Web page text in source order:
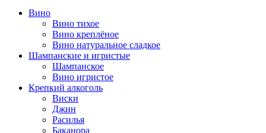
Вино
Вино тихое
Вино креплёное
Вино натуральное сладкое
Шампанские и игристые
Шампанское
Вино игристое
Крепкий алкоголь
Виски
Джин
Расилья
Баканора